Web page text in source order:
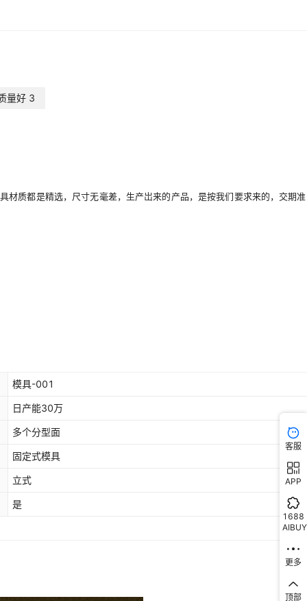
量好 3
质都是精选，尺寸无毫差，生产岀来的产品，是按我们要求来的，交期
模具-001
日产能30万
多个分型面
固定式模具
立式
是
客服
APP
1688
AIBUY
更多
顶部